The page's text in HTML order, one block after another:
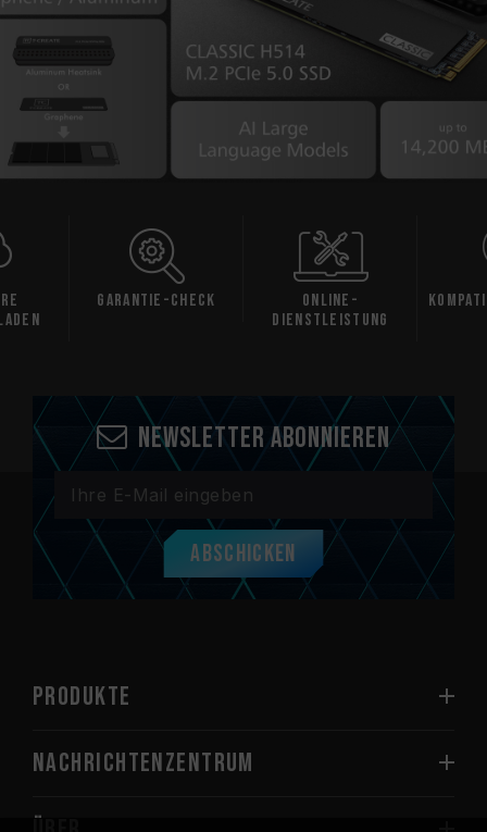
Garantie-Check
Online-
Dienstleistung
Newsletter abonnieren
Abschicken
PRODUKTE
Nachrichtenzentrum